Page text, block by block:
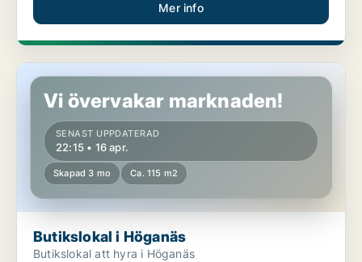
Mer info
Butikslokal i Höganäs
Vi övervakar marknaden!
SENAST UPPDATERAD
22:15 • 16 apr.
Skapad 3 mo Ca. 115 m2
Butikslokal i Höganäs
Butikslokal att hyra i Höganäs